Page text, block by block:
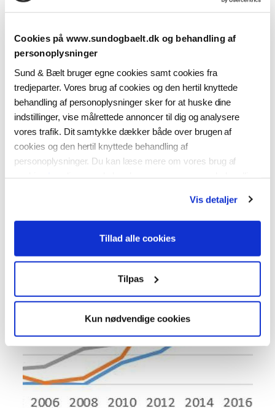
Cookies på www.sundogbaelt.dk og behandling af
personoplysninger
Sund & Bælt bruger egne cookies samt cookies fra
tredjeparter. Vores brug af cookies og den hertil knyttede
behandling af personoplysninger sker for at huske dine
indstillinger, vise målrettede annoncer til dig og analysere
vores trafik. Dit samtykke dækker både over brugen af
cookies og den hertil knyttede behandling af
personoplysninger. Du kan læse mere om vores brug af
tilbagekalde dit samtykke ved at klikke på “Ændring af dit
samtykke” i vores cookiepolitik.
Vis detaljer
Tillad alle cookies
Tilpas
Kun nødvendige cookies
rødben – slutte sig til.
Hættemågerne besætter et territorium og
danner brohoved og forsvar for de
modstå de mange fjender.
Udviklingen i ynglepar på Sprogø